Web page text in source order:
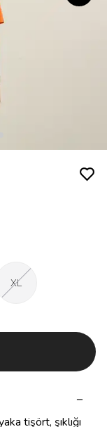
XL
tişört, şıklığı